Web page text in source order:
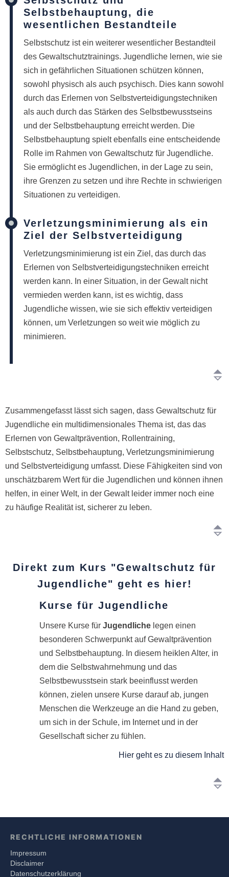
Selbstbehauptung, die
wesentlichen Bestandteile
Selbstschutz ist ein weiterer wesentlicher Bestandteil
des Gewaltschutztrainings. Jugendliche lernen, wie sie
sich in gefährlichen Situationen schützen können,
sowohl physisch als auch psychisch. Dies kann sowohl
durch das Erlernen von Selbstverteidigungstechniken
als auch durch das Stärken des Selbstbewusstseins
und der Selbstbehauptung erreicht werden. Die
Selbstbehauptung spielt ebenfalls eine entscheidende
Rolle im Rahmen von Gewaltschutz für Jugendliche.
Sie ermöglicht es Jugendlichen, in der Lage zu sein,
ihre Grenzen zu setzen und ihre Rechte in schwierigen
Situationen zu verteidigen.
Verletzungsminimierung als ein
Ziel der Selbstverteidigung
Verletzungsminimierung ist ein Ziel, das durch das
Erlernen von Selbstverteidigungstechniken erreicht
werden kann. In einer Situation, in der Gewalt nicht
vermieden werden kann, ist es wichtig, dass
Jugendliche wissen, wie sie sich effektiv verteidigen
können, um Verletzungen so weit wie möglich zu
minimieren.
Zusammengefasst lässt sich sagen, dass Gewaltschutz für
Jugendliche ein multidimensionales Thema ist, das das
Erlernen von Gewaltprävention, Rollentraining,
Selbstschutz, Selbstbehauptung, Verletzungsminimierung
und Selbstverteidigung umfasst. Diese Fähigkeiten sind von
unschätzbarem Wert für die Jugendlichen und können ihnen
helfen, in einer Welt, in der Gewalt leider immer noch eine
zu häufige Realität ist, sicherer zu leben.
Direkt zum Kurs "Gewaltschutz für
Jugendliche" geht es hier!
Kurse für Jugendliche
Unsere Kurse fürJugendliche legen einen
besonderen Schwerpunkt auf Gewaltprävention
und Selbstbehauptung. In diesem heiklen Alter, in
dem die Selbstwahrnehmung und das
Selbstbewusstsein stark beeinflusst werden
können, zielen unsere Kurse darauf ab, jungen
Menschen die Werkzeuge an die Hand zu geben,
um sich in der Schule, im Internet und in der
Gesellschaft sicher zu fühlen.
Hier geht es zu diesem Inhalt
RECHTLICHE INFORMATIONEN
Impressum
Disclaimer
Datenschutzerklärung